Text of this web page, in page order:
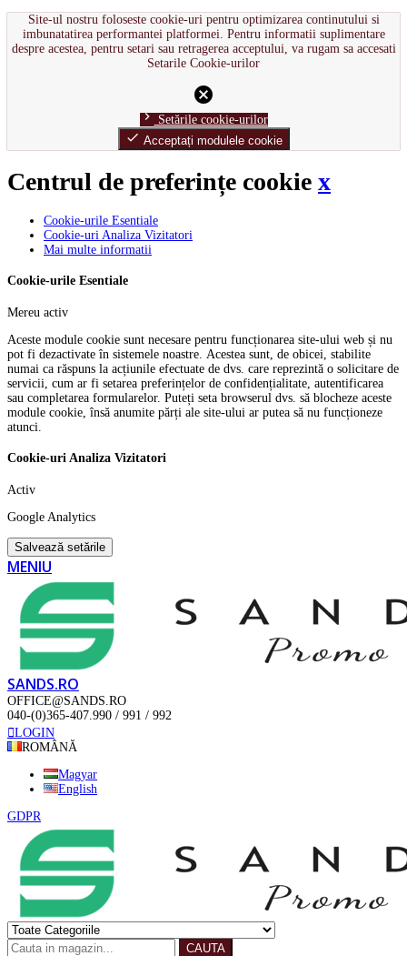
Site-ul nostru foloseste cookie-uri pentru optimizarea continutului si
imbunatatirea performantei platformei. Pentru informatii suplimentare
despre acestea, pentru setari sau retragerea acceptului, va rugam sa accesati
Setarile Cookie-urilor
cancel
chevron_right Setările cookie-urilor
done Acceptați modulele cookie
Centrul de preferințe cookie x
Cookie-urile Esentiale
Cookie-uri Analiza Vizitatori
Mai multe informatii
Cookie-urile Esentiale
Mereu activ
Aceste module cookie sunt necesare pentru funcționarea site-ului web și nu
pot fi dezactivate în sistemele noastre. Acestea sunt, de obicei, stabilite
numai ca răspuns la acțiunile efectuate de dvs. care reprezintă o solicitare de
servicii, cum ar fi setarea preferințelor de confidențialitate, autentificarea
sau completarea formularelor. Puteți seta browserul dvs. să blocheze aceste
module cookie, însă anumite părți ale site-ului ar putea să nu funcționeze
atunci.
Cookie-uri Analiza Vizitatori
Activ
Google Analytics
Salvează setările
MENIU
SANDS.RO
OFFICE@SANDS.RO
040-(0)365-407.990 / 991 / 992
LOGIN
ROMÂNĂ
Magyar
English
GDPR
CAUTA